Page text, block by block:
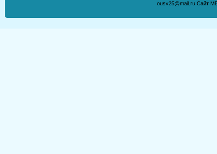
ousv25@mail.ru Сайт